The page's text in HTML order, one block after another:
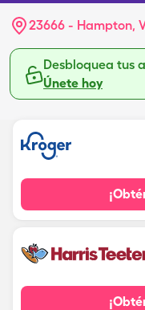
23666 - Hampton,
Desbloquea tus
Únete hoy